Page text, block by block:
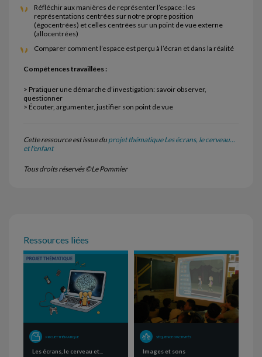
Réfléchir aux manières de représenter l’espace : les
représentations centrées sur notre propre position
(égocentrées) et celles centrées sur un point de vue externe
(allocentrées)
Comparer comment l’espace est perçu à l’écran et dans la réalité
Compétences travaillées :
> Pratiquer une démarche d’investigation: savoir observer,
questionner
> Écouter, argumenter, justifier son point de vue
Cette ressource est issue du projet thématique Les écrans, le cerveau...
et l'enfant
Tous droits réservés ©Le Pommier
Ressources liées
PROJET THÉMATIQUE
Les écrans, le cerveau et...
SÉQUENCE D'ACTIVITÉS
Images et sons